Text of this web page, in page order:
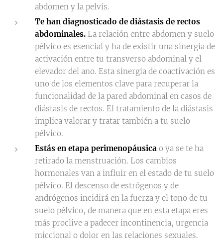
abdomen y la pelvis.
Te han diagnosticado de diástasis de rectos
abdominales. La relación entre abdomen y suelo
pélvico es esencial y ha de existir una sinergia de
activación entre tu transverso abdominal y el
elevador del ano. Esta sinergia de coactivación es
uno de los elementos clave para recuperar la
funcionalidad de la pared abdominal en casos de
diástasis de rectos. El tratamiento de la diástasis
implica valorar y tratar también a tu suelo
pélvico.
Estás en etapa perimenopáusica o ya se te ha
retirado la menstruación. Los cambios
hormonales van a influir en el estado de tu suelo
pélvico. El descenso de estrógenos y de
andrógenos incidirá en la fuerza y el tono de tu
suelo pélvico, de manera que en esta etapa eres
más proclive a padecer incontinencia, urgencia
miccional o dolor en las relaciones sexuales.